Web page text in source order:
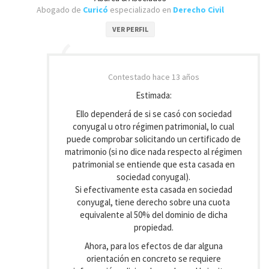
Abogado de Curicó especializado en Derecho Civil
VER PERFIL
Contestado hace 13 años
Estimada:
Ello dependerá de si se casó con sociedad
conyugal u otro régimen patrimonial, lo cual
puede comprobar solicitando un certificado de
matrimonio (si no dice nada respecto al régimen
patrimonial se entiende que esta casada en
sociedad conyugal).
Si efectivamente esta casada en sociedad
conyugal, tiene derecho sobre una cuota
equivalente al 50% del dominio de dicha
propiedad.
Ahora, para los efectos de dar alguna
orientación en concreto se requiere